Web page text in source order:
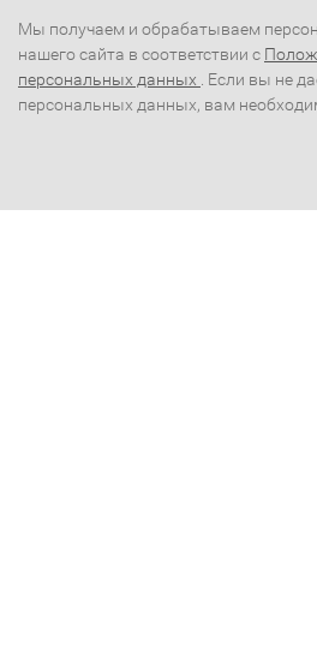
Мы получаем и обрабатываем
нашего сайта в соответствии с
персональных данных . Если вы не
персональных данных, вам